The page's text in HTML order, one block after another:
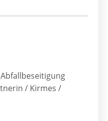
/ Kirmes /